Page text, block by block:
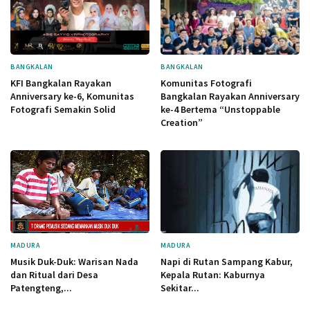
BANGKALAN
KFI Bangkalan Rayakan
Anniversary ke-6, Komunitas
Fotografi Semakin Solid
BANGKALAN
Komunitas Fotografi
Bangkalan Rayakan Anniversary
ke-4 Bertema “Unstoppable
Creation”
MADURA
Musik Duk-Duk: Warisan Nada
dan Ritual dari Desa
Patengteng,...
MADURA
Napi di Rutan Sampang Kabur,
Kepala Rutan: Kaburnya
Sekitar...